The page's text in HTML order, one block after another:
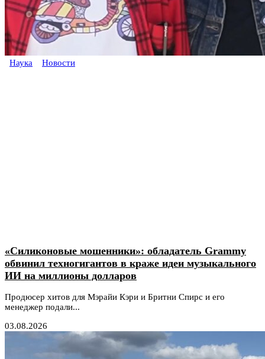
Наука Новости
«Силиконовые мошенники»: обладатель Grammy
обвинил техногигантов в краже идеи музыкального
ИИ на миллионы долларов
Продюсер хитов для Мэрайи Кэри и Бритни Спирс и его
менеджер подали...
03.08.2026